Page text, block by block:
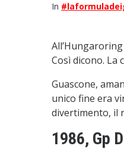
In
Così dicono. La
Guascone,
unico fine era
divertimento, il
1986, Gp